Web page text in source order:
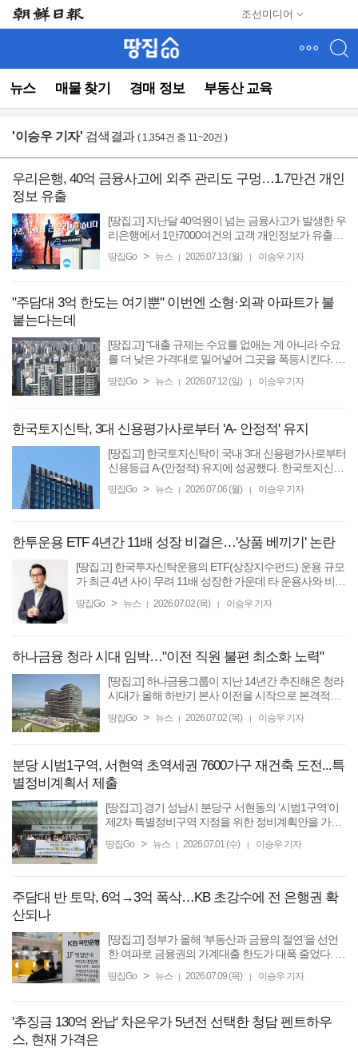
조선미디어
뉴스 매물 찾기 경매 정보 부동산 교육
뉴
(컨
영
동)
'이승우 기자' 검색결과 ( 1,354건 중 11~20건 )
우리은행, 40억 금융사고에 외주 관리도 구멍…1.7만건 개인
정보 유출
[땅집고] 지난달 40억원이 넘는 금융사고가 발생한 우
리은행에서 1만7000여건의 고객 개인정보가 유출됐
가 발생하진 않았지만, 고객 정보 위탁 사례가 늘어나
땅집Go > 뉴스 2026.07.13 (월) 이승우 기자
"주담대 3억 한도는 여기뿐" 이번엔 소형·외곽 아파트가 불
붙는다는데
[땅집고] “대출 규제는 수요를 없애는 게 아니라 수요
를 더 낮은 가격대로 밀어넣어 그곳을 폭등시킨다. 노
심화로 ‘서울 1극화’를 만든다.” 15억원 이하 대출 한
땅집Go > 뉴스 | 2026.07.12 (일) | 이승우 기자
한국토지신탁, 3대 신용평가사로부터 'A- 안정적' 유지
[땅집고] 한국토지신탁이 국내 3대 신용평가사로부터
신용등급 A-(안정적) 유지에 성공했다. 한국토지신탁
·NICE신용평가)로부터 회사채 기준 모두 A-(안정적)
땅집Go > 뉴스 2026.07.06 (월) 이승우 기자
한투운용 ETF 4년간 11배 성장 비결은…'상품 베끼기' 논란
[땅집고] 한국투자신탁운용의 ETF(상장지수펀드) 운용 규모
가 최근 4년 사이 무려 11배 성장한 가운데 타 운용사와 비슷
객들에게 적절한 보수를 받고 양질의 ...
땅집Go > 뉴스 | 2026.07.02 (목) | 이승우 기자
하나금융 청라 시대 임박…"이전 직원 불편 최소화 노력"
[땅집고] 하나금융그룹이 지난 14년간 추진해온 청라
시대가 올해 하반기 본사 이전을 시작으로 본격적으
사가 이동하는 것에 대한 불편함이 예상되자 그룹은
땅집Go > 뉴스 | 2026.07.02 (목) | 이승우 기자
분당 시범1구역, 서현역 초역세권 7600가구 재건축 도전...특
별정비계획서 제출
[땅집고] 경기 성남시 분당구 서현동의 ‘시범1구역’이
제2차 특별정비구역 지정을 위한 정비계획안을 가장
축하는 사업을 본격화했다. 정비업계에 따르면, 시범1
땅집Go > 뉴스 | 2026.07.01 (수) | 이승우 기자
주담대 반 토막, 6억→3억 폭삭…KB 초강수에 전 은행권 확
산되나
[땅집고] 정부가 올해 ‘부동산과 금융의 절연’을 선언
한 여파로 금융권의 가계대출 한도가 대폭 줄었다. 정
들었고, 일부 은행은 대출 접수까지 중단한 가운데 당
땅집Go > 뉴스 | 2026.07.09 (목) | 이승우 기자
'추징금 130억 완납' 차은우가 5년전 선택한 청담 펜트하우
스, 현재 가격은